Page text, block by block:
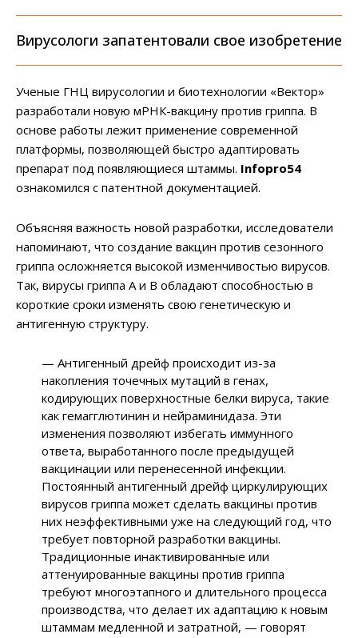
Вирусологи запатентовали свое изобретение
Ученые ГНЦ вирусологии и биотехнологии «Вектор»
разработали новую мРНК-вакцину против гриппа. В
основе работы лежит применение современной
платформы, позволяющей быстро адаптировать
препарат под появляющиеся штаммы. Infopro54
ознакомился с патентной документацией.
Объясняя важность новой разработки, исследователи
напоминают, что создание вакцин против сезонного
гриппа осложняется высокой изменчивостью вирусов.
Так, вирусы гриппа А и В обладают способностью в
короткие сроки изменять свою генетическую и
антигенную структуру.
— Антигенный дрейф происходит из-за
накопления точечных мутаций в генах,
кодирующих поверхностные белки вируса, такие
как гемагглютинин и нейраминидаза. Эти
изменения позволяют избегать иммунного
ответа, выработанного после предыдущей
вакцинации или перенесенной инфекции.
Постоянный антигенный дрейф циркулирующих
вирусов гриппа может сделать вакцины против
них неэффективными уже на следующий год, что
требует повторной разработки вакцины.
Традиционные инактивированные или
аттенуированные вакцины против гриппа
требуют многоэтапного и длительного процесса
производства, что делает их адаптацию к новым
штаммам медленной и затратной, — говорят